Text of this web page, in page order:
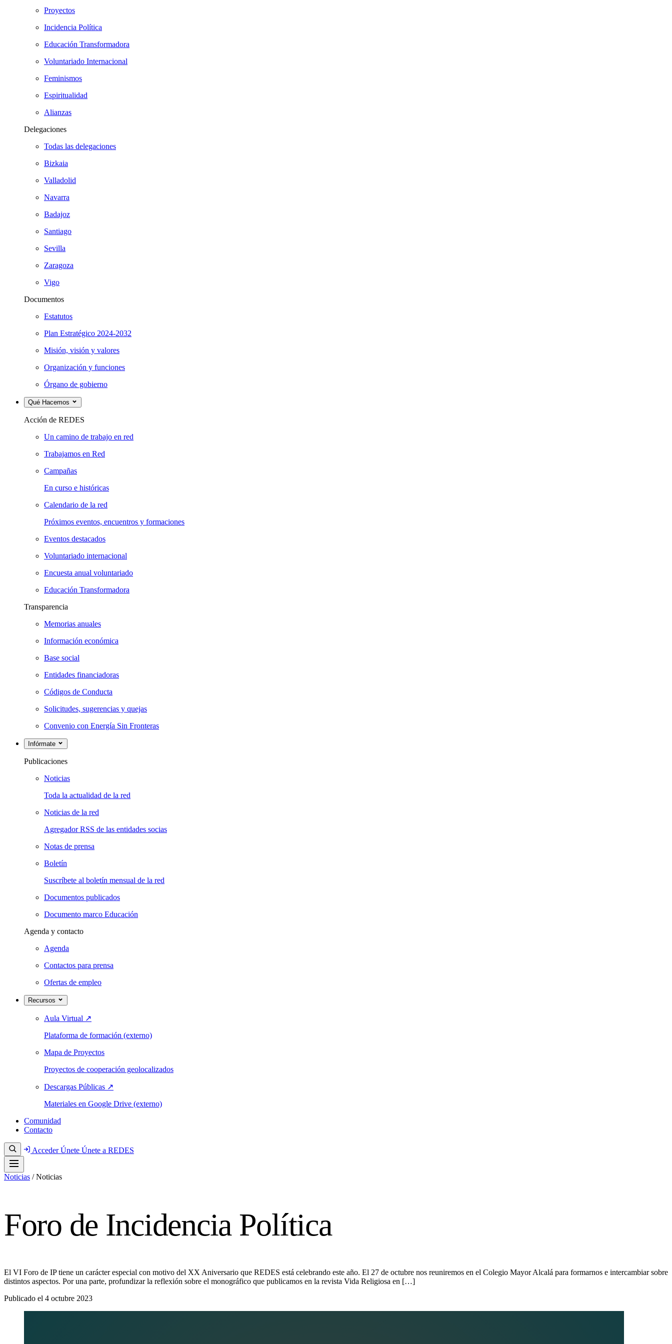
Proyectos
Incidencia Política
Educación Transformadora
Voluntariado Internacional
Feminismos
Espiritualidad
Alianzas
Delegaciones
Todas las delegaciones
Bizkaia
Valladolid
Navarra
Badajoz
Santiago
Sevilla
Zaragoza
Vigo
Documentos
Estatutos
Plan Estratégico 2024-2032
Misión, visión y valores
Organización y funciones
Órgano de gobierno
Qué Hacemos
Acción de REDES
Un camino de trabajo en red
Trabajamos en Red
Campañas
En curso e históricas
Calendario de la red
Próximos eventos, encuentros y formaciones
Eventos destacados
Voluntariado internacional
Encuesta anual voluntariado
Educación Transformadora
Transparencia
Memorias anuales
Información económica
Base social
Entidades financiadoras
Códigos de Conducta
Solicitudes, sugerencias y quejas
Convenio con Energía Sin Fronteras
Infórmate
Publicaciones
Noticias
Toda la actualidad de la red
Noticias de la red
Agregador RSS de las entidades socias
Notas de prensa
Boletín
Suscríbete al boletín mensual de la red
Documentos publicados
Documento marco Educación
Agenda y contacto
Agenda
Contactos para prensa
Ofertas de empleo
Recursos
Aula Virtual ↗
Plataforma de formación (externo)
Mapa de Proyectos
Proyectos de cooperación geolocalizados
Descargas Públicas ↗
Materiales en Google Drive (externo)
Comunidad
Contacto
AccederÚnete Únete a REDES
Noticias / Noticias
Foro de Incidencia Política
El VI Foro de IP tiene un carácter especial con motivo del XX Aniversario que REDES está celebrando este año. El 27 de octubre nos reuniremos en el Colegio Mayor Alcalá para formarnos e intercambiar sobre
distintos aspectos. Por una parte, profundizar la reflexión sobre el monográfico que publicamos en la revista Vida Religiosa en […]
Publicado el 4 octubre 2023